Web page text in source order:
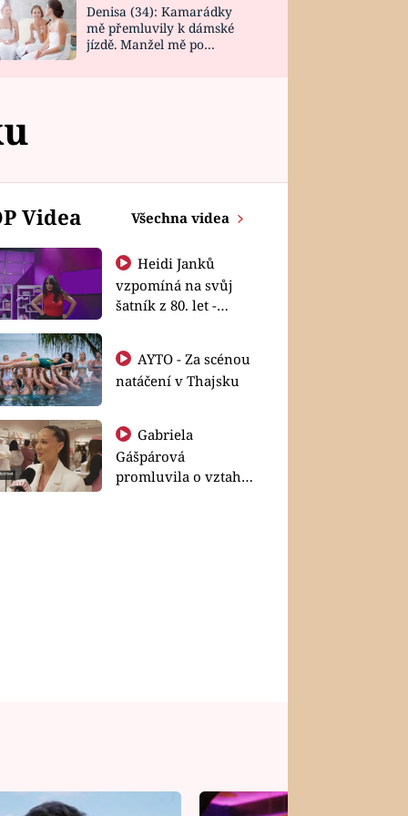
Denisa (34): Kamarádky
mě přemluvily k dámské
jízdě. Manžel mě po
Videa Všechna videa
Heidi Janků
vzpomíná na svůj
šatník z 80. let -
natáčení v Thajsku
Gabriela
Gášpárová
promluvila o vztahu